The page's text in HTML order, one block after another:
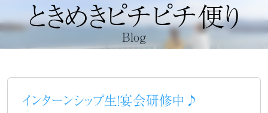
ときめきピチピチ便り
Blog
インターンシップ生！宴会研修中♪